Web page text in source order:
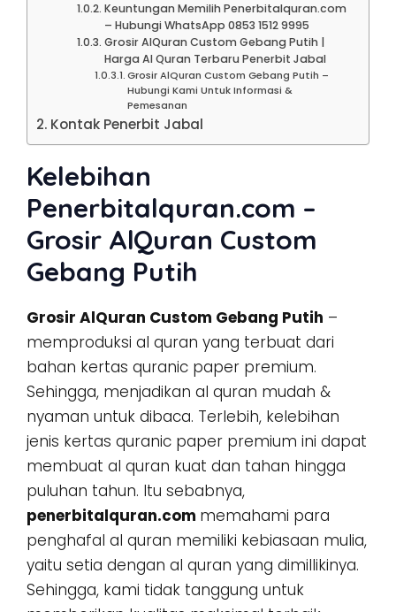
Keuntungan Memilih Penerbitalquran.com
– Hubungi WhatsApp 0853 1512 9995
Grosir AlQuran Custom Gebang Putih |
Harga Al Quran Terbaru Penerbit Jabal
Grosir AlQuran Custom Gebang Putih –
Hubungi Kami Untuk Informasi &
Pemesanan
Kontak Penerbit Jabal
Kelebihan
Penerbitalquran.com –
Grosir AlQuran Custom
Gebang Putih
Grosir AlQuran Custom Gebang Putih –
memproduksi al quran yang terbuat dari
bahan kertas quranic paper premium.
Sehingga, menjadikan al quran mudah &
nyaman untuk dibaca. Terlebih, kelebihan
jenis kertas quranic paper premium ini dapat
membuat al quran kuat dan tahan hingga
puluhan tahun. Itu sebabnya,
penerbitalquran.com memahami para
penghafal al quran memiliki kebiasaan mulia,
yaitu setia dengan al quran yang dimillikinya.
Sehingga, kami tidak tanggung untuk